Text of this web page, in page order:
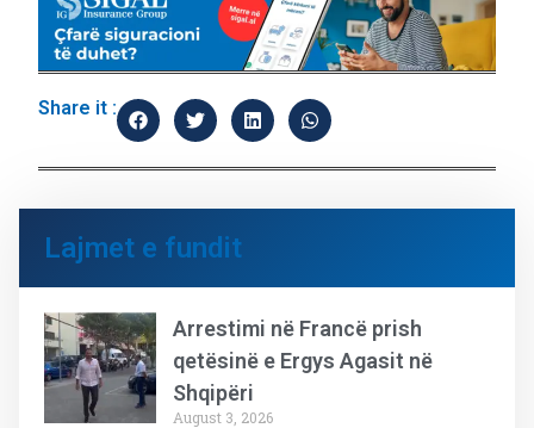
Share it :
Lajmet e fundit
Arrestimi në Francë prish
qetësinë e Ergys Agasit në
Shqipëri
August 3, 2026